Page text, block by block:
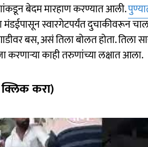
बेदम मारहाण करण्यात आली.
स्वारगेटपर्यंत दुचाकीवरून
बस, असं तिला बोलत होता. तिला
करणाऱ्या काही तरुणांच्या लक्षात आला.
क्लिक करा)